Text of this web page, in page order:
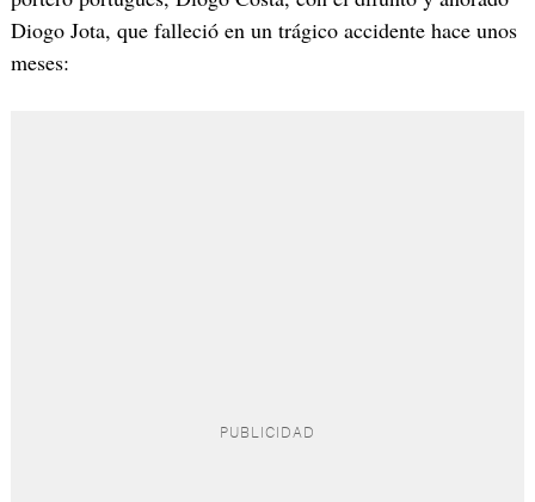
Diogo Jota, que falleció en un trágico accidente hace unos
meses: